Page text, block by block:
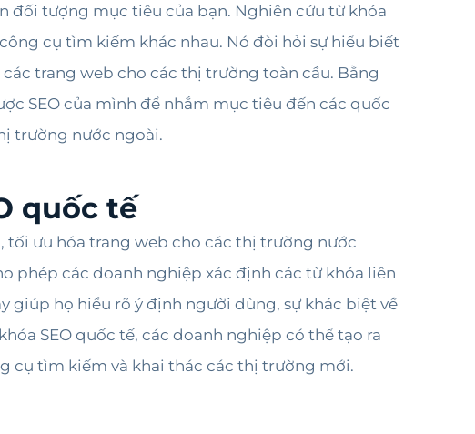
đối tượng mục tiêu của bạn. Nghiên cứu từ khóa
cụ tìm kiếm khác nhau. Nó đòi hỏi sự hiểu biết
trang web cho các thị trường toàn cầu. Bằng
SEO của mình để nhắm mục tiêu đến các quốc
trường nước ngoài.
quốc tế
ưu hóa trang web cho các thị trường nước
phép các doanh nghiệp xác định các từ khóa liên
giúp họ hiểu rõ ý định người dùng, sự khác biệt về
SEO quốc tế, các doanh nghiệp có thể tạo ra
cụ tìm kiếm và khai thác các thị trường mới.